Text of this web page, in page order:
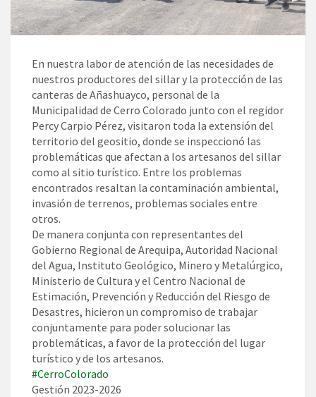
En nuestra labor de atención de las necesidades de
nuestros productores del sillar y la protección de las
canteras de Añashuayco, personal de la
Municipalidad de Cerro Colorado junto con el regidor
Percy Carpio Pérez, visitaron toda la extensión del
territorio del geositio, donde se inspeccionó las
problemáticas que afectan a los artesanos del sillar
como al sitio turístico. Entre los problemas
encontrados resaltan la contaminación ambiental,
invasión de terrenos, problemas sociales entre
otros.
De manera conjunta con representantes del
Gobierno Regional de Arequipa, Autoridad Nacional
del Agua, Instituto Geológico, Minero y Metalúrgico,
Ministerio de Cultura y el Centro Nacional de
Estimación, Prevención y Reducción del Riesgo de
Desastres, hicieron un compromiso de trabajar
conjuntamente para poder solucionar las
problemáticas, a favor de la protección del lugar
turístico y de los artesanos.
#CerroColorado
Gestión 2023-2026